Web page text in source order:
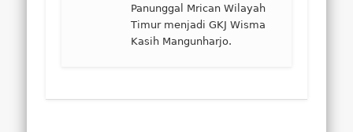
Panunggal Mrican Wilayah
Timur menjadi GKJ Wisma
Kasih Mangunharjo.